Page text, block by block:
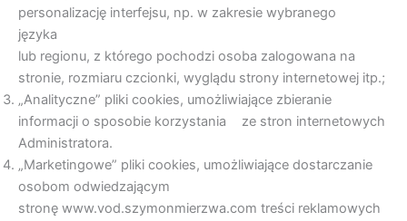
personalizację interfejsu, np. w zakresie wybranego
języka
lub regionu, z którego pochodzi osoba zalogowana na
stronie, rozmiaru czcionki, wyglądu strony internetowej itp.;
„Analityczne” pliki cookies, umożliwiające zbieranie
informacji o sposobie korzystania ze stron internetowych
Administratora.
„Marketingowe” pliki cookies, umożliwiające dostarczanie
osobom odwiedzającym
stronę www.vod.szymonmierzwa.com treści reklamowych